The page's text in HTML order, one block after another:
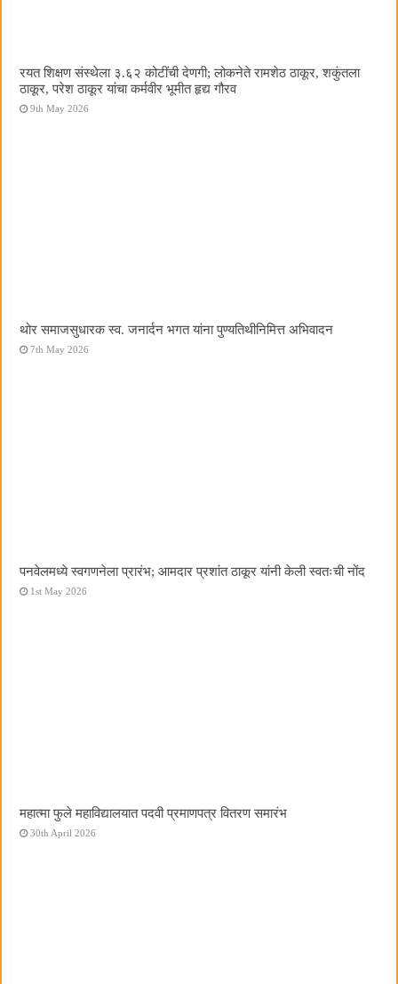
रयत शिक्षण संस्थेला ३.६२ कोटींची देणगी; लोकनेते रामशेठ ठाकूर, शकुंतला
ठाकूर, परेश ठाकूर यांचा कर्मवीर भूमीत हृद्य गौरव
9th May 2026
थोर समाजसुधारक स्व. जनार्दन भगत यांना पुण्यतिथीनिमित्त अभिवादन
7th May 2026
पनवेलमध्ये स्वगणनेला प्रारंभ; आमदार प्रशांत ठाकूर यांनी केली स्वतःची नोंद
1st May 2026
महात्मा फुले महाविद्यालयात पदवी प्रमाणपत्र वितरण समारंभ
30th April 2026